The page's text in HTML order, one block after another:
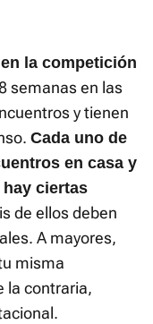
la competición
semanas en las
y tienen
Cada uno de
en casa y
ciertas
de ellos deben
A mayores,
misma
la contraria,